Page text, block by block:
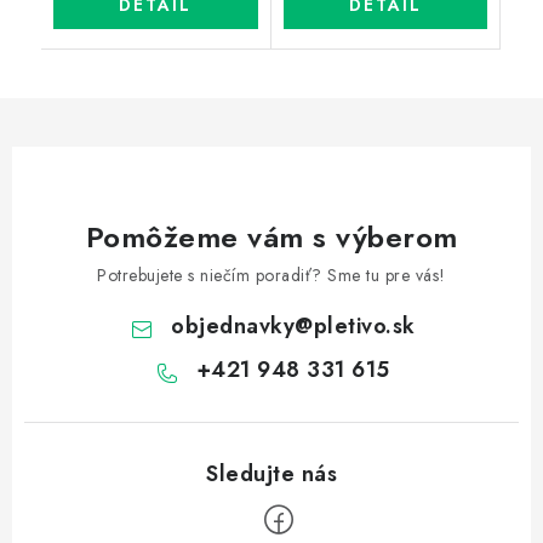
DETAIL DETAIL
Pomôžeme vám s výberom
Potrebujete s niečím poradiť? Sme tu pre vás!
objednavky@pletivo.sk
+421 948 331 615